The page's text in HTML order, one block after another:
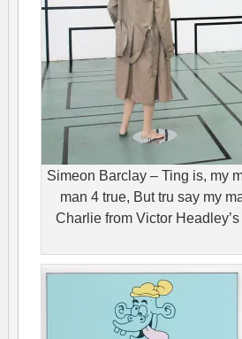
Simeon Barclay – Ting is, my
man 4 true, But tru say my
Charlie from Victor